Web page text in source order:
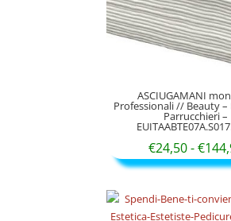
ASCIUGAMANI
Professionali // Beauty –
Parrucchieri –
€24,50-€